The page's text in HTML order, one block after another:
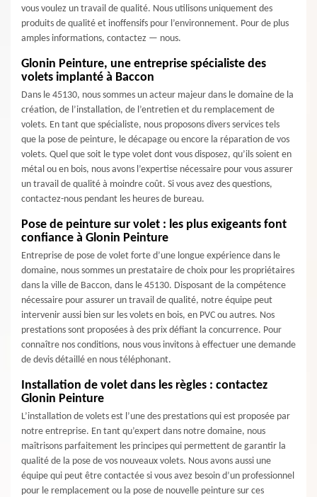
vous voulez un travail de qualité. Nous utilisons uniquement des
produits de qualité et inoffensifs pour l’environnement. Pour de plus
amples informations, contactez — nous.
Glonin Peinture, une entreprise spécialiste des
volets implanté à Baccon
Dans le 45130, nous sommes un acteur majeur dans le domaine de la
création, de l’installation, de l’entretien et du remplacement de
volets. En tant que spécialiste, nous proposons divers services tels
que la pose de peinture, le décapage ou encore la réparation de vos
volets. Quel que soit le type volet dont vous disposez, qu’ils soient en
métal ou en bois, nous avons l’expertise nécessaire pour vous assurer
un travail de qualité à moindre coût. Si vous avez des questions,
contactez-nous pendant les heures de bureau.
Pose de peinture sur volet : les plus exigeants font
confiance à Glonin Peinture
Entreprise de pose de volet forte d’une longue expérience dans le
domaine, nous sommes un prestataire de choix pour les propriétaires
dans la ville de Baccon, dans le 45130. Disposant de la compétence
nécessaire pour assurer un travail de qualité, notre équipe peut
intervenir aussi bien sur les volets en bois, en PVC ou autres. Nos
prestations sont proposées à des prix défiant la concurrence. Pour
connaître nos conditions, nous vous invitons à effectuer une demande
de devis détaillé en nous téléphonant.
Installation de volet dans les règles : contactez
Glonin Peinture
L’installation de volets est l’une des prestations qui est proposée par
notre entreprise. En tant qu’expert dans notre domaine, nous
maîtrisons parfaitement les principes qui permettent de garantir la
qualité de la pose de vos nouveaux volets. Nous avons aussi une
équipe qui peut être contactée si vous avez besoin d’un professionnel
pour le remplacement ou la pose de nouvelle peinture sur ces